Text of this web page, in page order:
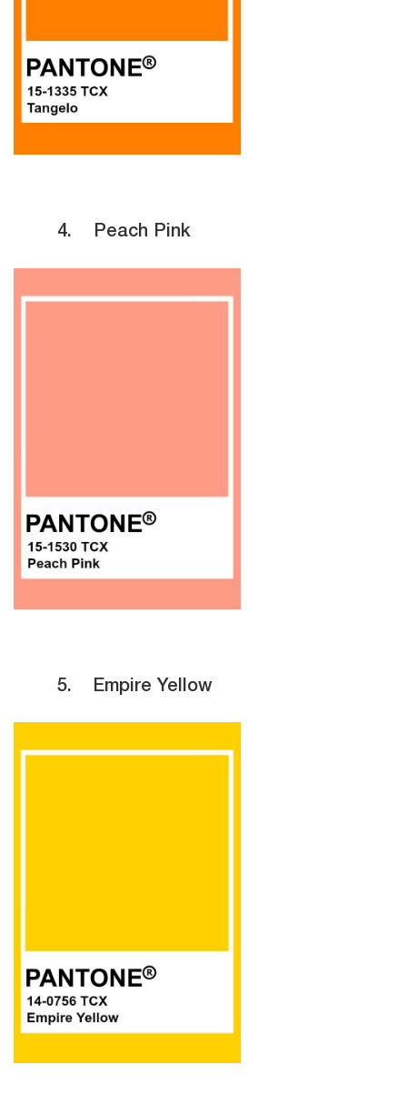
4. Peach Pink
5. Empire Yellow